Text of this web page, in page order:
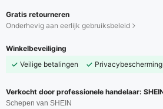
Gratis retourneren
Onderhevig aan eerlijk gebruiksbeleid
Winkelbeveiliging
Veilige betalingen
Privacybescherming
Verkocht door professionele handelaar:
Schepen van SHEIN